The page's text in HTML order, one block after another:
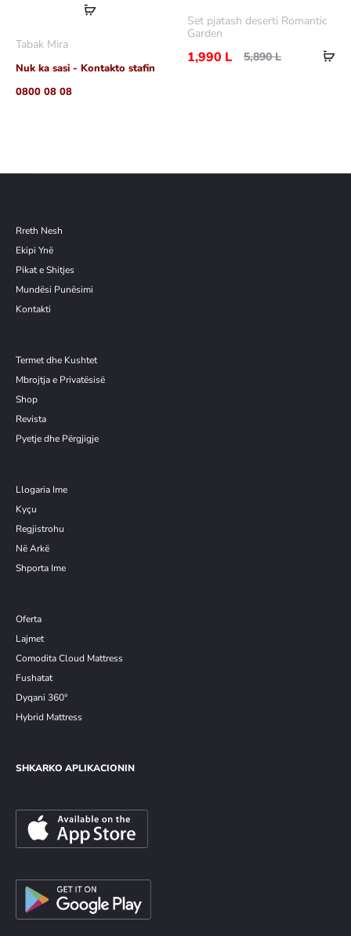
Lexoni
Tabak Mira
Nuk ka sasi - Kontakto stafin
0800 08 08
Set pjatash deserti Romantic
Garden
5,890L
1,990 L
Rreth Nesh
Ekipi Ynë
Pikat e Shitjes
Mundësi Punësimi
Kontakti
Termet dhe Kushtet
Mbrojtja e Privatësisë
Shop
Revista
Pyetje dhe Përgjigje
Llogaria Ime
Kyçu
Regjistrohu
Në Arkë
Shporta Ime
Oferta
Lajmet
Comodita Cloud Mattress
Fushatat
Dyqani 360°
Hybrid Mattress
SHKARKO APLIKACIONIN